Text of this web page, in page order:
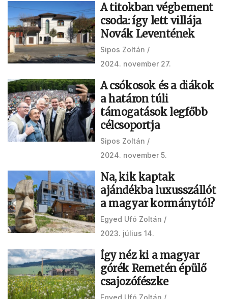
A titokban végbement
csoda: így lett villája
Novák Leventének
Sipos Zoltán
2024. november 27.
A csókosok és a diákok
a határon túli
támogatások legfőbb
célcsoportja
Sipos Zoltán
2024. november 5.
Na, kik kaptak
ajándékba luxusszállót
a magyar kormánytól?
Egyed Ufó Zoltán
2023. július 14.
Így néz ki a magyar
górék Remetén épülő
csajozófészke
Egyed Ufó Zoltán